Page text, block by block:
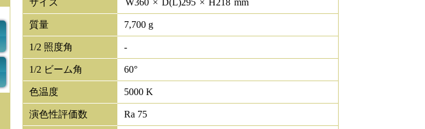
サイズ W360 × D(L)295 × H218 mm
質量 7,700 g
1/2 照度角 -
1/2 ビーム角 60°
色温度 5000 K
演色性評価数 Ra 75